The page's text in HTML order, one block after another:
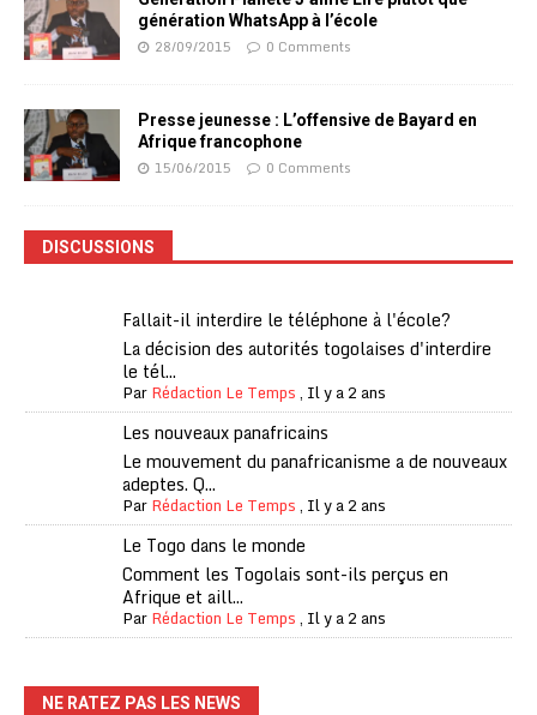
génération WhatsApp à l’école
28/09/2015 0 Comments
Presse jeunesse : L’offensive de Bayard en
Afrique francophone
15/06/2015 0 Comments
DISCUSSIONS
Fallait-il interdire le téléphone à l'école?
La décision des autorités togolaises d'interdire
le tél...
ParRédaction Le Temps, Il y a 2 ans
Les nouveaux panafricains
Le mouvement du panafricanisme a de nouveaux
adeptes. Q...
ParRédaction Le Temps, Il y a 2 ans
Le Togo dans le monde
Comment les Togolais sont-ils perçus en
Afrique et aill...
ParRédaction Le Temps, Il y a 2 ans
NE RATEZ PAS LES NEWS